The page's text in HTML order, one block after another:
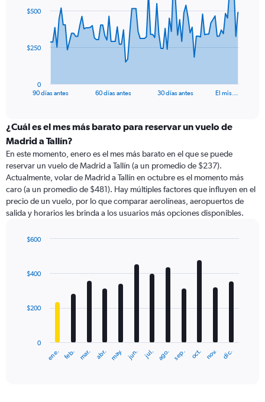
data
The
categories.
Range:
categories.
The
chart
has
1
Y
displaying
90 días antes 60 días antes 30 días antes El mis…
0
$250
$500
¿Cuál es el mes más barato para reservar un vuelo de
Madrid a Tallín?
En este momento, enero es el mes más barato en el que se puede
reservar un vuelo de Madrid a Tallín (a un promedio de $237).
Actualmente, volar de Madrid a Tallín en octubre es el momento más
caro (a un promedio de $481). Hay múltiples factores que influyen en el
precio de un vuelo, por lo que comparar aerolíneas, aeropuertos de
salida y horarios les brinda a los usuarios más opciones disponibles.
with
12
The
ene. feb. mar. abr. may. jun. jul. ago. sep. oct. nov. dic.
0
$200
$400
$600